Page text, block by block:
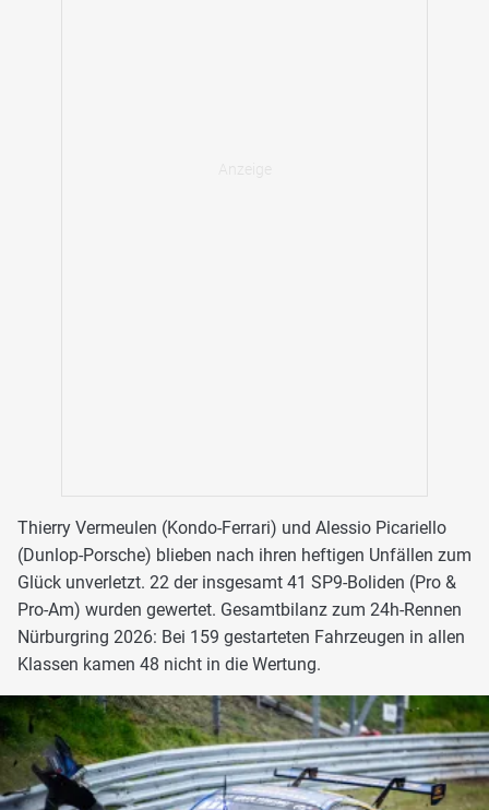
Thierry Vermeulen (Kondo-Ferrari) und Alessio Picariello
(Dunlop-Porsche) blieben nach ihren heftigen Unfällen zum
Glück unverletzt. 22 der insgesamt 41 SP9-Boliden (Pro &
Pro-Am) wurden gewertet. Gesamtbilanz zum 24h-Rennen
Nürburgring 2026: Bei 159 gestarteten Fahrzeugen in allen
Klassen kamen 48 nicht in die Wertung.